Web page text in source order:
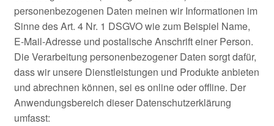
personenbezogenen Daten meinen wir Informationen im
Sinne des Art. 4 Nr. 1 DSGVO wie zum Beispiel Name,
E-Mail-Adresse und postalische Anschrift einer Person.
Die Verarbeitung personenbezogener Daten sorgt dafür,
dass wir unsere Dienstleistungen und Produkte anbieten
und abrechnen können, sei es online oder offline. Der
Anwendungsbereich dieser Datenschutzerklärung
umfasst: